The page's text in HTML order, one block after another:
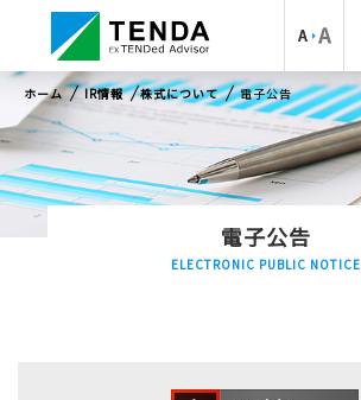
ホーム IR情報 株式について 電子公告
電子公告
ELECTRONIC PUBLIC NOTICE